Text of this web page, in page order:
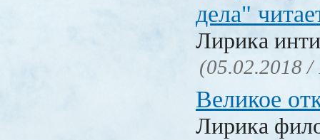
дела"
Лирика
(05.02.2018 /
Великое
Лирика